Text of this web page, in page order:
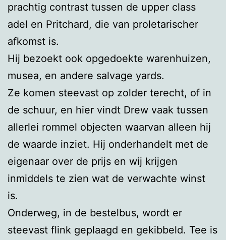
prachtig contrast tussen de upper class
adel en Pritchard, die van proletarischer
afkomst is.
Hij bezoekt ook opgedoekte warenhuizen,
musea, en andere salvage yards.
Ze komen steevast op zolder terecht, of in
de schuur, en hier vindt Drew vaak tussen
allerlei rommel objecten waarvan alleen hij
de waarde inziet. Hij onderhandelt met de
eigenaar over de prijs en wij krijgen
inmiddels te zien wat de verwachte winst
is.
Onderweg, in de bestelbus, wordt er
steevast flink geplaagd en gekibbeld. Tee is